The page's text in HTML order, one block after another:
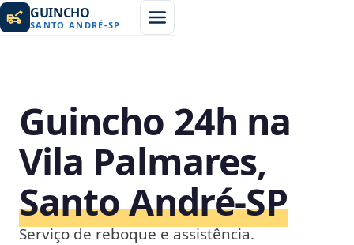
GUINCHO
SANTO ANDRÉ-SP
Guincho 24h na
Vila Palmares,
Santo André‑SP
Serviço de reboque e assistência.